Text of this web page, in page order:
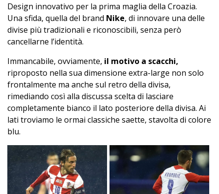
Design innovativo per la prima maglia della Croazia.
Una sfida, quella del brand Nike, di innovare una delle
divise più tradizionali e riconoscibili, senza però
cancellarne l’identità.
Immancabile, ovviamente, il motivo a scacchi,
riproposto nella sua dimensione extra-large non solo
frontalmente ma anche sul retro della divisa,
rimediando così alla discussa scelta di lasciare
completamente bianco il lato posteriore della divisa. Ai
lati troviamo le ormai classiche saette, stavolta di colore
blu.